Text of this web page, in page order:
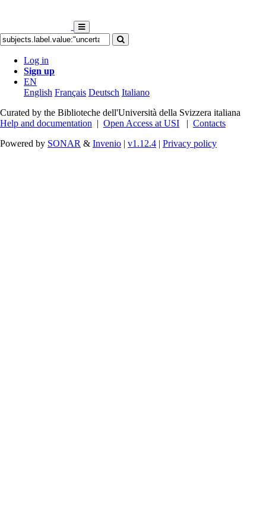
Log in
Sign up
EN
English Français Deutsch Italiano
Curated by the Biblioteche dell'Università della Svizzera italiana
Help and documentation | Open Access at USI | Contacts
Powered by SONAR & Invenio | v1.12.4 | Privacy policy